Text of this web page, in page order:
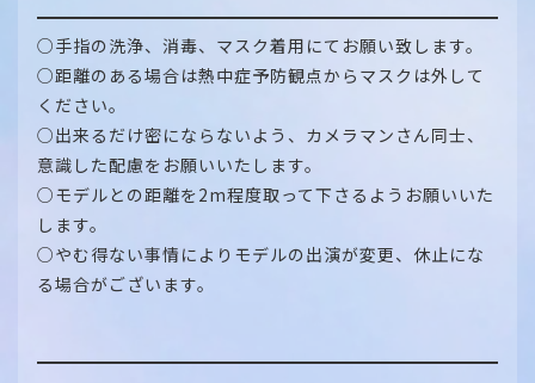
○手指の洗浄、消毒、マスク着用にてお願い致します。
○距離のある場合は熱中症予防観点からマスクは外して
ください。
○出来るだけ密にならないよう、カメラマンさん同士、
意識した配慮をお願いいたします。
○モデルとの距離を2m程度取って下さるようお願いいた
します。
○やむ得ない事情によりモデルの出演が変更、休止にな
る場合がございます。